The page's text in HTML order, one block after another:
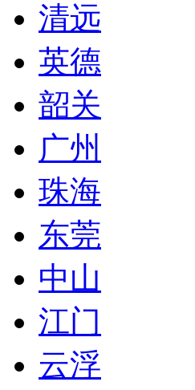
清远
英德
韶关
广州
珠海
东莞
中山
江门
云浮